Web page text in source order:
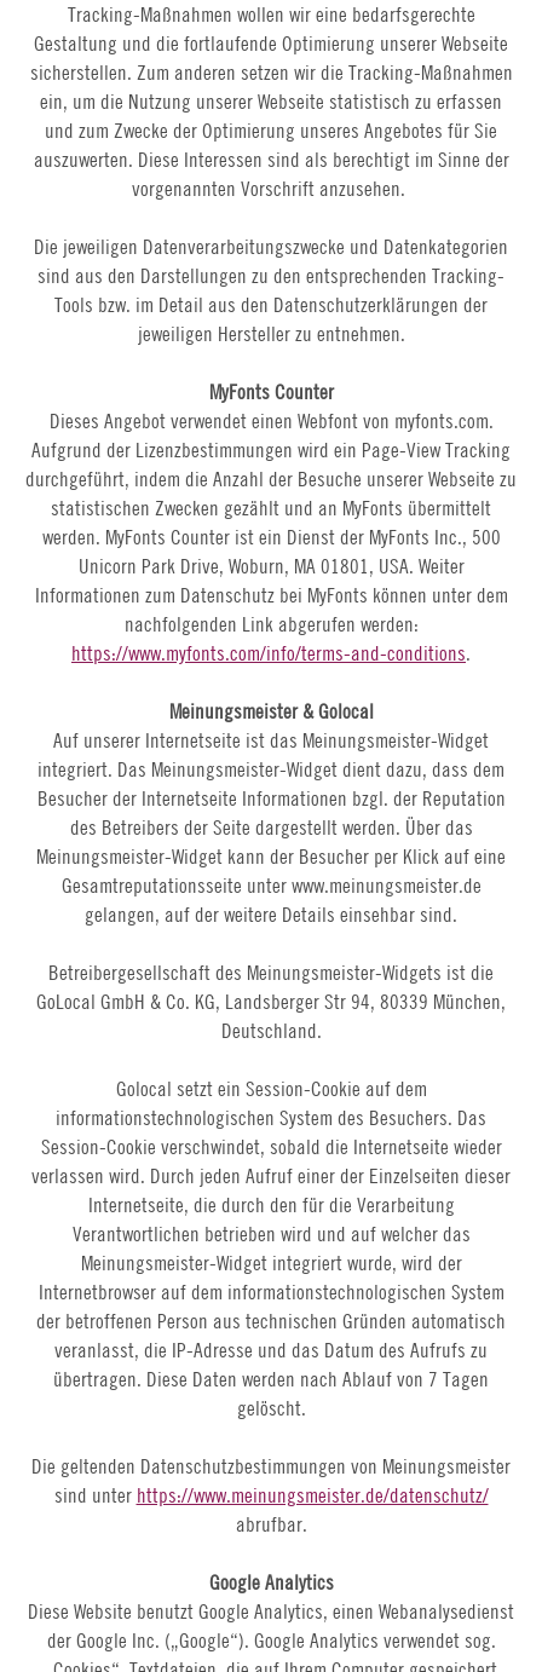
Tracking-Maßnahmen wollen wir eine bedarfsgerechte
Gestaltung und die fortlaufende Optimierung unserer Webseite
sicherstellen. Zum anderen setzen wir die Tracking-Maßnahmen
ein, um die Nutzung unserer Webseite statistisch zu erfassen
und zum Zwecke der Optimierung unseres Angebotes für Sie
auszuwerten. Diese Interessen sind als berechtigt im Sinne der
vorgenannten Vorschrift anzusehen.
Die jeweiligen Datenverarbeitungszwecke und Datenkategorien
sind aus den Darstellungen zu den entsprechenden Tracking-
Tools bzw. im Detail aus den Datenschutzerklärungen der
jeweiligen Hersteller zu entnehmen.
MyFonts Counter
Dieses Angebot verwendet einen Webfont von myfonts.com.
Aufgrund der Lizenzbestimmungen wird ein Page-View Tracking
durchgeführt, indem die Anzahl der Besuche unserer Webseite zu
statistischen Zwecken gezählt und an MyFonts übermittelt
werden. MyFonts Counter ist ein Dienst der MyFonts Inc., 500
Unicorn Park Drive, Woburn, MA 01801, USA. Weiter
Informationen zum Datenschutz bei MyFonts können unter dem
nachfolgenden Link abgerufen werden:
https://www.myfonts.com/info/terms-and-conditions.
Meinungsmeister & Golocal
Auf unserer Internetseite ist das Meinungsmeister-Widget
integriert. Das Meinungsmeister-Widget dient dazu, dass dem
Besucher der Internetseite Informationen bzgl. der Reputation
des Betreibers der Seite dargestellt werden. Über das
Meinungsmeister-Widget kann der Besucher per Klick auf eine
Gesamtreputationsseite unter www.meinungsmeister.de
gelangen, auf der weitere Details einsehbar sind.
Betreibergesellschaft des Meinungsmeister-Widgets ist die
GoLocal GmbH & Co. KG, Landsberger Str 94, 80339 München,
Deutschland.
Golocal setzt ein Session-Cookie auf dem
informationstechnologischen System des Besuchers. Das
Session-Cookie verschwindet, sobald die Internetseite wieder
verlassen wird. Durch jeden Aufruf einer der Einzelseiten dieser
Internetseite, die durch den für die Verarbeitung
Verantwortlichen betrieben wird und auf welcher das
Meinungsmeister-Widget integriert wurde, wird der
Internetbrowser auf dem informationstechnologischen System
der betroffenen Person aus technischen Gründen automatisch
veranlasst, die IP-Adresse und das Datum des Aufrufs zu
übertragen. Diese Daten werden nach Ablauf von 7 Tagen
gelöscht.
Die geltenden Datenschutzbestimmungen von Meinungsmeister
sind unter https://www.meinungsmeister.de/datenschutz/
abrufbar.
Google Analytics
Diese Website benutzt Google Analytics, einen Webanalysedienst
der Google Inc. („Google“). Google Analytics verwendet sog.